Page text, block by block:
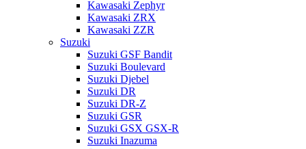
Kawasaki Zephyr
Kawasaki ZRX
Kawasaki ZZR
Suzuki
Suzuki GSF Bandit
Suzuki Boulevard
Suzuki Djebel
Suzuki DR
Suzuki DR-Z
Suzuki GSR
Suzuki GSX GSX-R
Suzuki Inazuma